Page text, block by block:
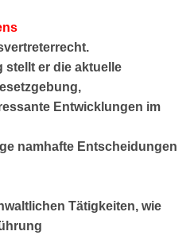
stellt er die aktuelle
Entwicklungen im
namhafte Entscheidungen
Tätigkeiten, wie